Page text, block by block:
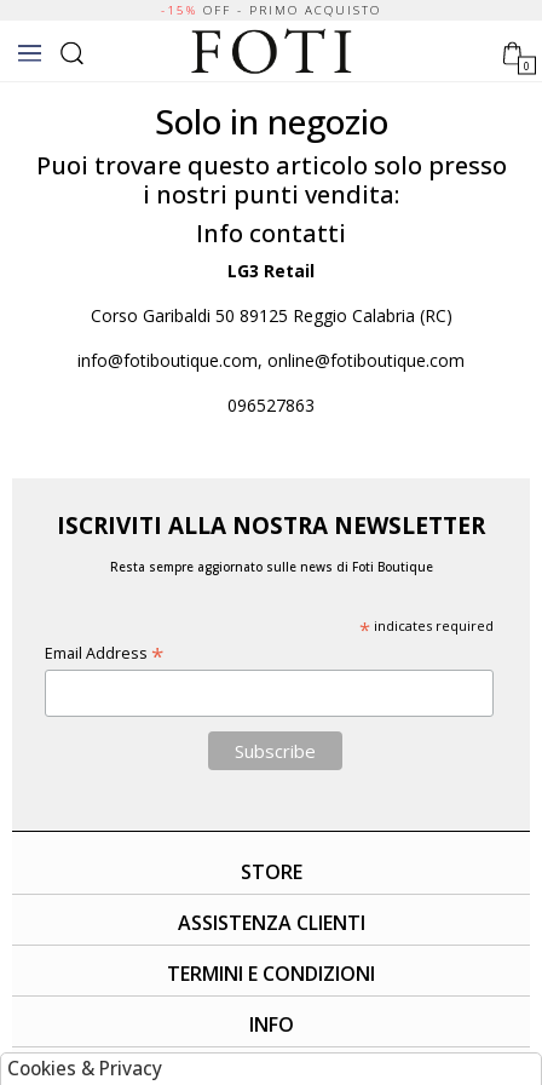
-15% OFF - PRIMO ACQUISTO
0
Solo in negozio
Puoi trovare questo articolo solo presso
i nostri punti vendita:
Info contatti
LG3 Retail
Corso Garibaldi 50 89125 Reggio Calabria (RC)
info@fotiboutique.com, online@fotiboutique.com
096527863
ISCRIVITI ALLA NOSTRA NEWSLETTER
Resta sempre aggiornato sulle news di Foti Boutique
*indicates required
Email Address *
STORE
ASSISTENZA CLIENTI
TERMINI E CONDIZIONI
INFO
Cookies & Privacy